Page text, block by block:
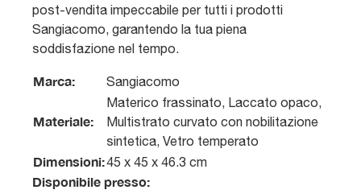
post-vendita impeccabile per tutti i prodotti
Sangiacomo, garantendo la tua piena
soddisfazione nel tempo.
Marca: Sangiacomo
Materiale:
Materico frassinato, Laccato opaco,
Multistrato curvato con nobilitazione
sintetica, Vetro temperato
Dimensioni:45 x 45 x 46.3 cm
Disponibile presso: